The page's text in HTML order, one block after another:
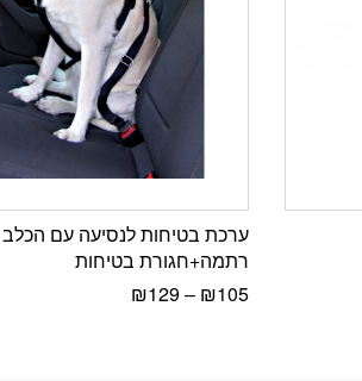
ערכת בטיחות לנסיעה עם
רתמה+חגורת בטיחות
₪105
–
₪129